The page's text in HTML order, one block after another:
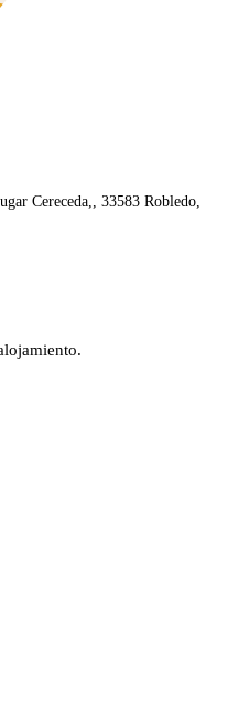
Cereceda,, 33583 Robledo,